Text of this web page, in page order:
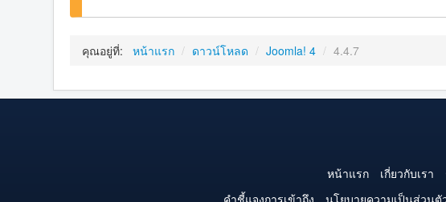
คุณอยู่ที่: หน้าแรก / ดาวน์โหลด / Joomla! 4 / 4.4.7
หน้าแรก เกี่ยวกับเรา